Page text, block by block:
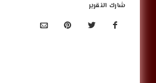
شارك التقرير